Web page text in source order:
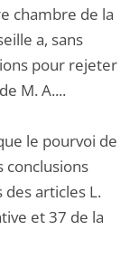
chambre de la
a, sans
pour rejeter
M. A....
le pourvoi de
conclusions
articles L.
et 37 de la